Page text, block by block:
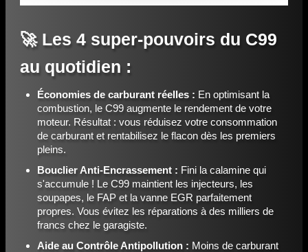
🚀 Les 4 super-pouvoirs du C99
au quotidien :
Économies de carburant réelles : En optimisant la
combustion, le C99 augmente le rendement de votre
moteur. Résultat : vous réduisez votre consommation
de carburant et rentabilisez le flacon dès les premiers
pleins.
Bouclier Anti-Encrassement : Fini la calamine qui
s'accumule ! Le C99 maintient les injecteurs, les
soupapes, le FAP et la vanne EGR parfaitement
propres. Vous évitez les réparations à des milliers de
francs chez le garagiste.
Aide au Contrôle Antipollution : Moins de carburant